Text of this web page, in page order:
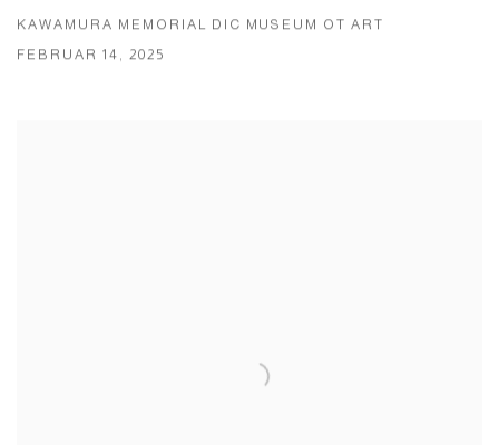
KAWAMURA MEMORIAL DIC MUSEUM OT ART
FEBRUAR 14, 2025